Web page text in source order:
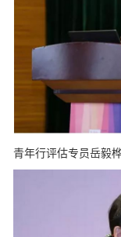
青年行评估专员岳毅